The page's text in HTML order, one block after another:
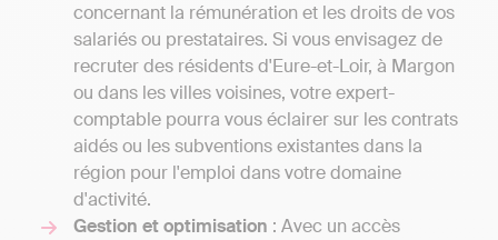
concernant la rémunération et les droits de vos
salariés ou prestataires. Si vous envisagez de
recruter des résidents d'Eure-et-Loir, à Margon
ou dans les villes voisines, votre expert-
comptable pourra vous éclairer sur les contrats
aidés ou les subventions existantes dans la
région pour l'emploi dans votre domaine
d'activité.
Gestion et optimisation : Avec un accès